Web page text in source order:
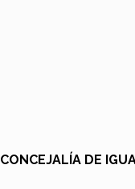
CONCEJALÍA DE